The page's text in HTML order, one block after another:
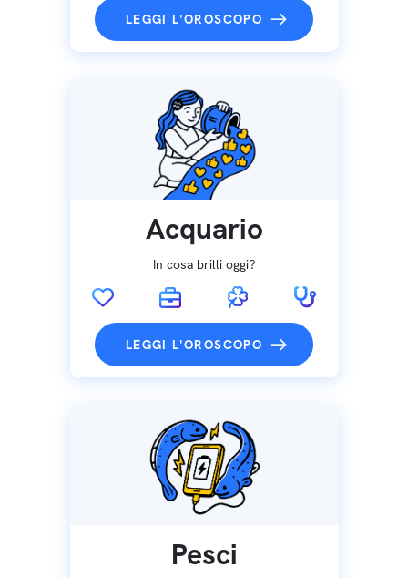
LEGGI L'OROSCOPO
Acquario
In cosa brilli oggi?
LEGGI L'OROSCOPO
Pesci